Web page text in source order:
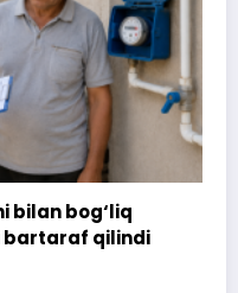
bog‘liq
qilindi